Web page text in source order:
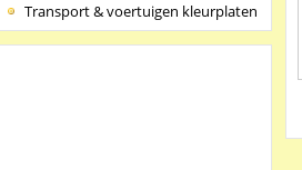
Transport & voertuigen kleurplaten